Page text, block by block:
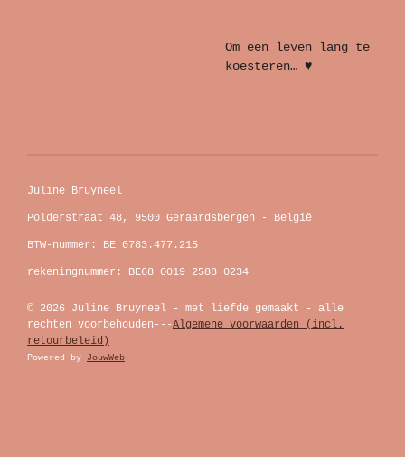
Om een leven lang te
koesteren… ♥
Juline Bruyneel
Polderstraat 48, 9500 Geraardsbergen - België
BTW-nummer: BE 0783.477.215
rekeningnummer: BE68 0019 2588 0234
© 2026 Juline Bruyneel - met liefde gemaakt - alle
rechten voorbehouden---Algemene voorwaarden (incl.
retourbeleid)
Powered by JouwWeb